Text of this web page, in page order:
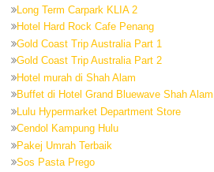
Long Term Carpark KLIA 2
Hotel Hard Rock Cafe Penang
Gold Coast Trip Australia Part 1
Gold Coast Trip Australia Part 2
Hotel murah di Shah Alam
Buffet di Hotel Grand Bluewave Shah Alam
Lulu Hypermarket Department Store
Cendol Kampung Hulu
Pakej Umrah Terbaik
Sos Pasta Prego